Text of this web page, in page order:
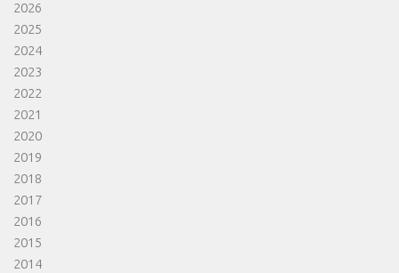
2026
2025
2024
2023
2022
2021
2020
2019
2018
2017
2016
2015
2014